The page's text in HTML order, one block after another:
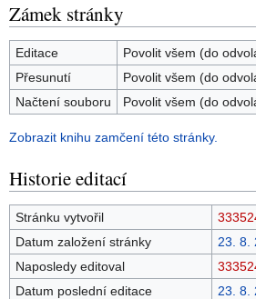
Zámek stránky
Editace
Povolit všem (do
Přesunutí
Povolit všem (do
Načtení souboru
Povolit všem (do
Zobrazit knihu zamčení této stránky.
Historie editací
Stránku vytvořil
Datum založení stránky
23. 8.
Naposledy editoval
Datum poslední editace
23. 8.